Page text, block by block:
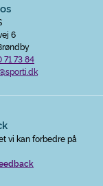
6
71 73 84
vi kan forbedre på